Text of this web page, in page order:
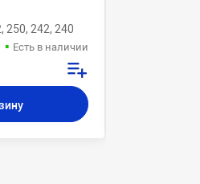
250, 242, 240
Есть в наличии